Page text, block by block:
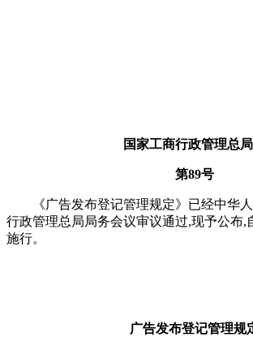
国家工商行政管理总
第89号
《广告发布登记管理规定》已经中华
行政管理总局局务会议审议通过,现予公布,
施行。
广告发布登记管理规